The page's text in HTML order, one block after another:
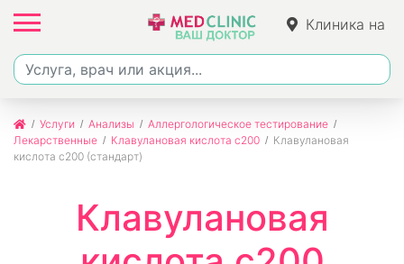
Клиника на
Ленина
Услуги Анализы
Аллергологическое тестирование
Лекарственные
Клавулановая кислота c200
Клавулановая
кислота c200 (стандарт)
Клавулановая